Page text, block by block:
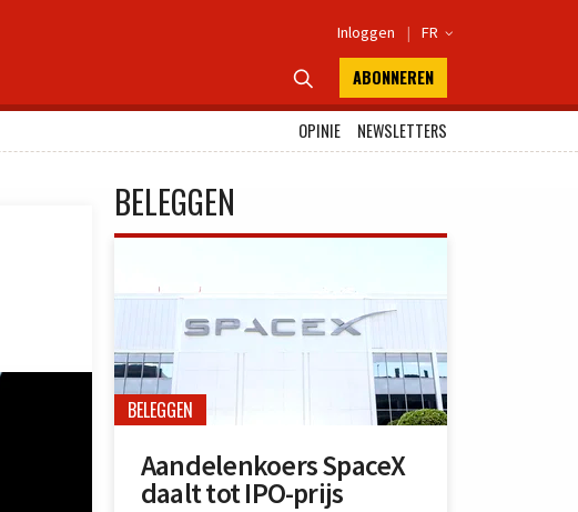
Inloggen | FR 
 ABONNEREN
OPINIE
NEWSLETTERS
BELEGGEN
BELEGGEN
Aandelenkoers SpaceX
daalt tot IPO-prijs